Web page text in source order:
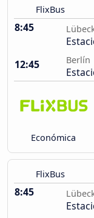
FlixBus
8:45
12:45
Berlín
Económica
FlixBus
8:45